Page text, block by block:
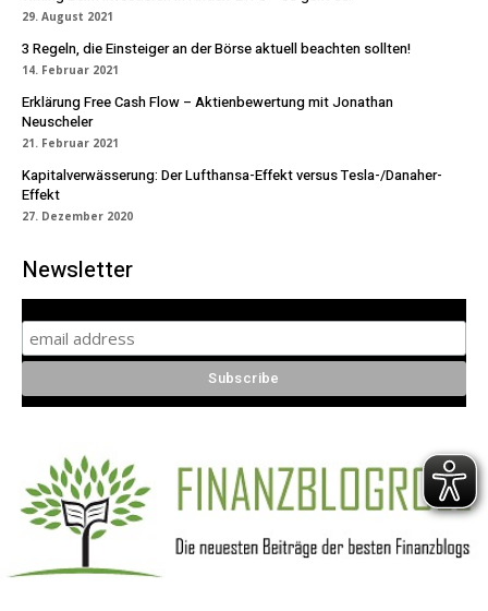
29. August 2021
3 Regeln, die Einsteiger an der Börse aktuell beachten sollten!
14. Februar 2021
Erklärung Free Cash Flow – Aktienbewertung mit Jonathan
Neuscheler
21. Februar 2021
Kapitalverwässerung: Der Lufthansa-Effekt versus Tesla-/Danaher-
Effekt
27. Dezember 2020
Newsletter